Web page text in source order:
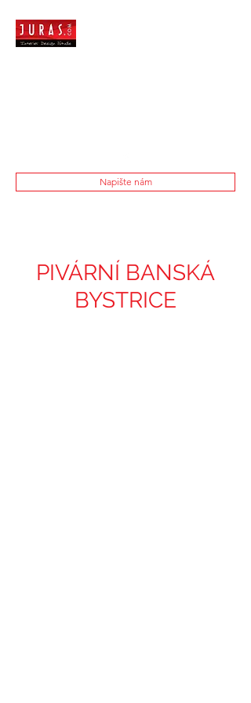
Napište nám
PIVÁRNÍ BANSKÁ
BYSTRICE